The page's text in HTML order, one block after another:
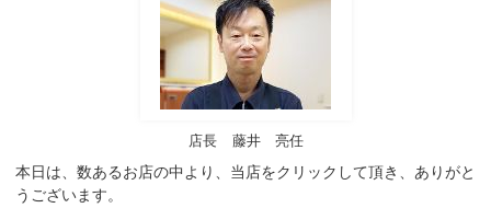
店長 藤井 亮任
本日は、数あるお店の中より、当店をクリックして頂き、ありがと
うございます。